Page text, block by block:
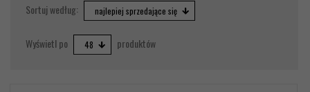
Sortuj według: sortnajlepiej sprzedające się
Wyświetl po pop48 produktów